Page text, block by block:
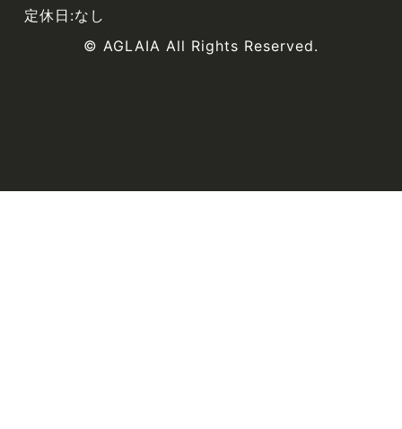
定休日:なし
© AGLAIA All Rights Reserved.